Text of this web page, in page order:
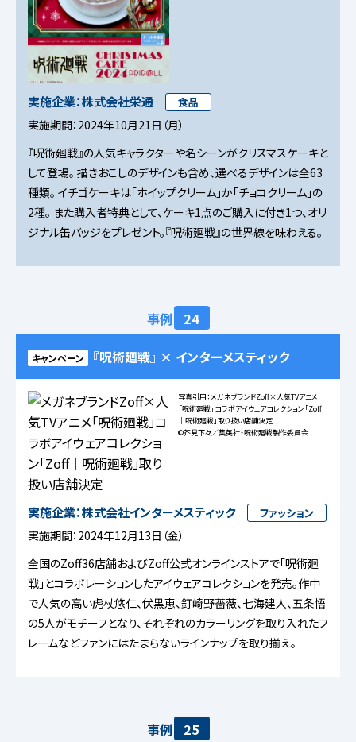
実施企業：株式会社栄通 食品
実施期間：2024年10月21日（月）
『呪術廻戦』の人気キャラクターや名シーンがクリスマスケーキと
して登場。 描きおこしのデザインも含め、選べるデザインは全63
種類。 イチゴケーキは「ホイップクリーム」か「チョコクリーム」の
2種。 また購入者特典として、ケーキ1点のご購入に付き1つ、オリ
ジナル缶バッジをプレゼント。『呪術廻戦』の世界線を味わえる。
事例 24
キャンペーン 『呪術廻戦』 × インターメスティック
写真引用：メガネブランドZoff×人気TVアニメ
「呪術廻戦」コラボアイウェアコレクション「Zoff
｜呪術廻戦」取り扱い店舗決定
©芥見下々／集英社・呪術廻戦製作委員会
実施企業：株式会社インターメスティック ファッション
実施期間：2024年12月13日（金）
全国のZoff36店舗およびZoff公式オンラインストアで「呪術廻
戦」とコラボレーションしたアイウェアコレクションを発売。作中
で人気の高い虎杖悠仁、伏黒恵、釘崎野薔薇、七海建人、五条悟
の5人がモチーフとなり、それぞれのカラーリングを取り入れたフ
レームなどファンにはたまらないラインナップを取り揃え。
事例 25